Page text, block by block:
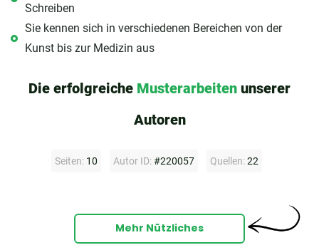
Schreiben
Sie kennen sich in verschiedenen Bereichen von der
Kunst bis zur Medizin aus
Die erfolgreiche Musterarbeiten unserer
Autoren
Seiten: 10 Autor ID:#220057 Quellen:22
Mehr Nützliches